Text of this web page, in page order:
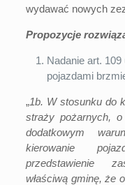
wydawać nowych
Propozycje
Nadanie art.
pojazdami
„1b. W stosunku do
straży pożarnych,
dodatkowym
kierowanie
przedstawienie
właściwą gminę, że